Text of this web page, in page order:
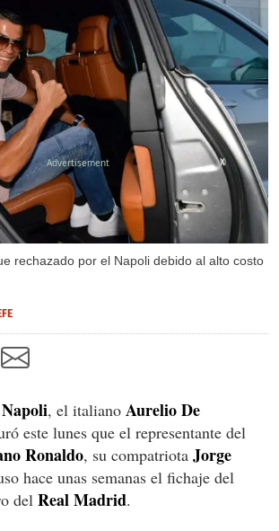
rechazado por el Napoli debido al alto costo
X
Napoli, el italiano Aurelio De
este lunes que el representante del
Ronaldo, su compatriota Jorge
hace unas semanas el fichaje del
del Real Madrid.